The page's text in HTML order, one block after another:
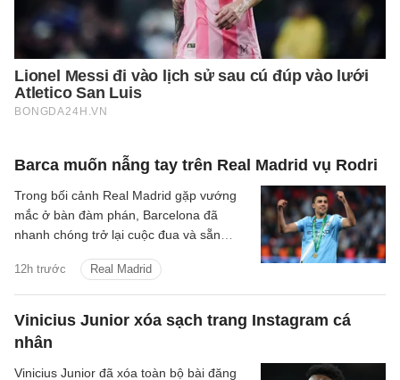
Barca muốn nẫng tay trên Real Madrid vụ Rodri
12h trước Real Madrid
Trong bối cảnh Real Madrid gặp vướng
mắc ở bàn đàm phán, Barcelona đã
nhanh chóng trở lại cuộc đua và sẵn
vệ Rodri.
Vinicius Junior xóa sạch trang Instagram cá
nhân
Vinicius Junior đã xóa toàn bộ bài đăng